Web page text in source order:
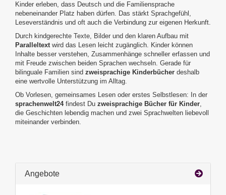
Kinder erleben, dass Deutsch und die Familiensprache
nebeneinander Platz haben dürfen. Das stärkt Sprachgefühl,
Leseverständnis und oft auch die Verbindung zur eigenen Herkunft.
Durch kindgerechte Texte, Bilder und den klaren Aufbau mit
Paralleltextwird das Lesen leicht zugänglich. Kinder können
Inhalte besser verstehen, Zusammenhänge schneller erfassen und
mit Freude zwischen beiden Sprachen wechseln. Gerade für
bilinguale Familien sind zweisprachige Kinderbücher deshalb
eine wertvolle Unterstützung im Alltag.
Ob Vorlesen, gemeinsames Lesen oder erstes Selbstlesen: In der
sprachenwelt24findest Du zweisprachige Bücher für Kinder,
die Geschichten lebendig machen und zwei Sprachwelten liebevoll
miteinander verbinden.
Angebote